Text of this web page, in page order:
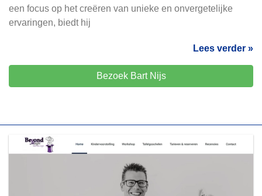
een focus op het creëren van unieke en onvergetelijke
ervaringen, biedt hij
Lees verder »
Bezoek Bart Nijs